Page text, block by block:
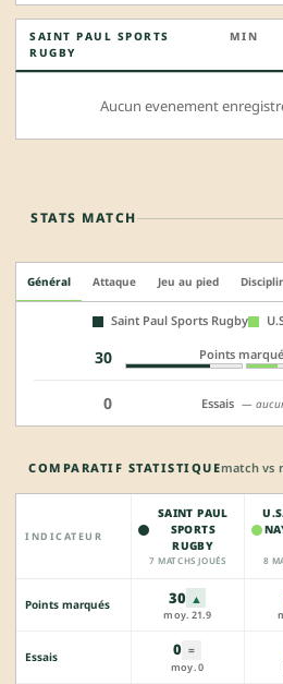
SAINT PAUL SPORTS
RUGBY
MIN
Aucun evenement
STATS MATCH
Général Attaque Jeu au pied
Saint Paul Sports Rugby
30 Points
0 Essais —
COMPARATIF STATISTIQUEmatch vs
INDICATEUR
SAINT PAUL
SPORTS
RUGBY
7 MATCHS JOUÉS 8
Points marqués 30 ▲
moy. 21.9
Essais 0 =
moy. 0